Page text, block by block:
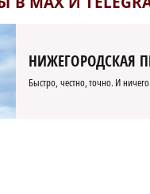
НИЖЕГОРОДСКАЯ
Быстро, честно, точно. И